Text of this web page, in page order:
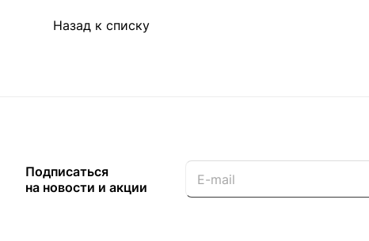
Назад к списку
Подписаться
на новости и акции